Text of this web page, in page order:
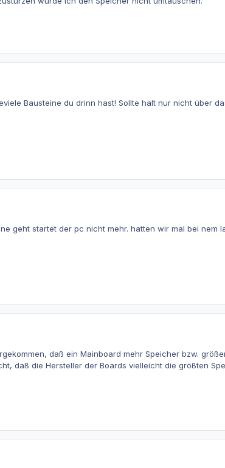
Bausteine du drinn hast! Sollte halt nur nicht über
geht startet der pc nicht mehr. hatten wir mal bei nem
daß ein Mainboard mehr Speicher bzw.
daß die Hersteller der Boards vielleicht die größten